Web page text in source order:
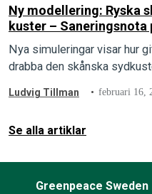
Ny modellering: Ryska
kuster –
landa på
Nya simuleringar visar hur
drabba den skånska
Ludvig Tillman februari 16,
Se alla artiklar
Greenpeace Sweden